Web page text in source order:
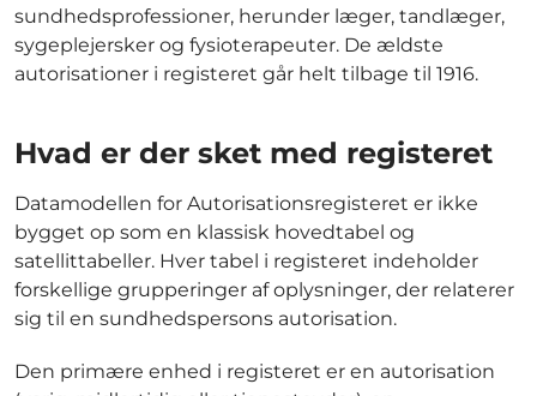
sundhedsprofessioner, herunder læger, tandlæger,
sygeplejersker og fysioterapeuter. De ældste
autorisationer i registeret går helt tilbage til 1916.
Hvad er der sket med registeret
Datamodellen for Autorisationsregisteret er ikke
bygget op som en klassisk hovedtabel og
satellittabeller. Hver tabel i registeret indeholder
forskellige grupperinger af oplysninger, der relaterer
sig til en sundhedspersons autorisation.
Den primære enhed i registeret er en autorisation